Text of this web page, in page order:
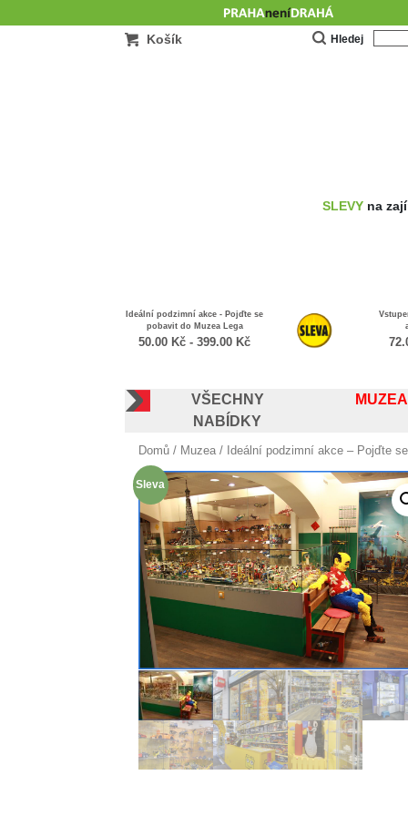
Košík Hledej
SLEVY na
Pobyt v centru Prahy pro dva na
3 dny až týden
2,700.00Kč -5,400.00Kč
VŠECHNY
NABÍDKY
MUZEA
Domů / Muzea / Ideální podzimní akce – Pojďte
Sleva